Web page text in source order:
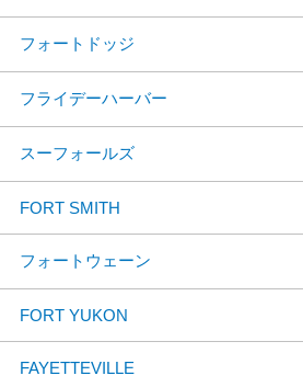
フォートドッジ
フライデーハーバー
スーフォールズ
FORT SMITH
フォートウェーン
FORT YUKON
FAYETTEVILLE